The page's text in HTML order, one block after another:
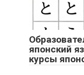
японский
курсы